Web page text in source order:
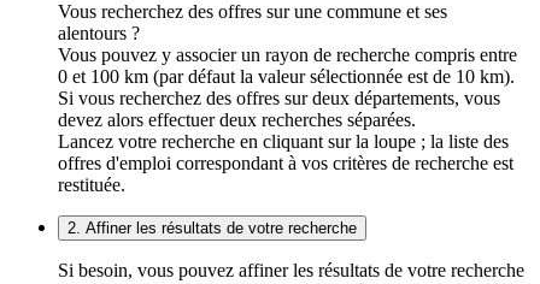
Vous recherchez des offres sur une commune et ses
alentours ?
Vous pouvez y associer un rayon de recherche compris entre
0 et 100 km (par défaut la valeur sélectionnée est de 10 km).
Si vous recherchez des offres sur deux départements, vous
devez alors effectuer deux recherches séparées.
Lancez votre recherche en cliquant sur la loupe ; la liste des
offres d'emploi correspondant à vos critères de recherche est
restituée.
2. Affiner les résultats de votre recherche
Si besoin, vous pouvez affiner les résultats de votre recherche